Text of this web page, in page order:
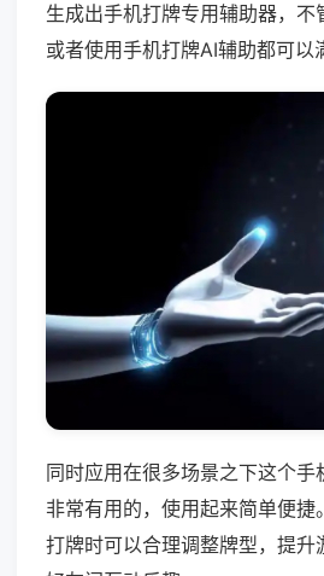
生成出手机打牌专用辅助器，不
或者使用手机打牌AI辅助都可以
同时应用在很多场景之下这个手
非常有用的，使用起来简单便捷
打牌时可以合理调整牌型，提升